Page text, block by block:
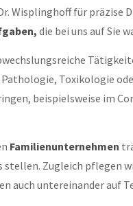
Wisplinghoff für
die bei uns auf Sie
Toxikologie
beispielsweise im
Familienunternehmen
stellen. Zugleich pflegen
auch untereinander auf